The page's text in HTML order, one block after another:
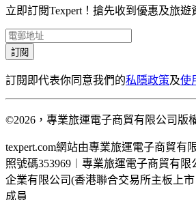
立即訂閱Texpert！搶先收到優惠及旅遊
訂閱
訂閱即代表你同意我們的私隱政策及使
©2026，專業旅運電子商貿有限公司版
texpert.com網站由專業旅運電子商貿有
照號碼353969︱專業旅運電子商貿有
企業有限公司(香港聯合交易所主板上市
成員